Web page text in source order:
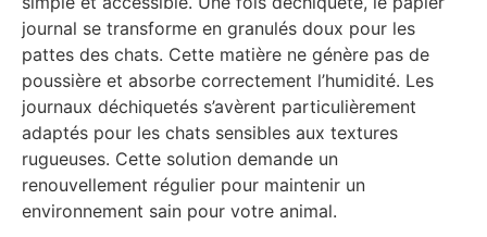
journal se transforme en granulés doux pour les
pattes des chats. Cette matière ne génère pas de
poussière et absorbe correctement l’humidité. Les
journaux déchiquetés s’avèrent particulièrement
adaptés pour les chats sensibles aux textures
rugueuses. Cette solution demande un
renouvellement régulier pour maintenir un
environnement sain pour votre animal.